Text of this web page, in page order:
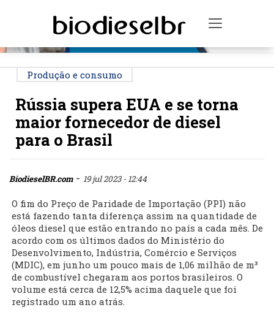
Toggle
Produção e consumo
Rússia supera EUA e se torna
maior fornecedor de diesel
para o Brasil
BiodieselBR.com- 19 jul 2023 - 12:44
O fim do Preço de Paridade de Importação (PPI) não
está fazendo tanta diferença assim na quantidade de
óleos diesel que estão entrando no país a cada mês. De
acordo com os últimos dados do Ministério do
Desenvolvimento, Indústria, Comércio e Serviços
(MDIC), em junho um pouco mais de 1,06 milhão de m³
de combustível chegaram aos portos brasileiros. O
volume está cerca de 12,5% acima daquele que foi
registrado um ano atrás.